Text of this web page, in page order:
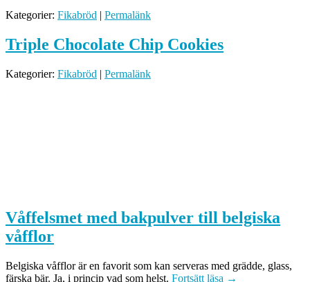
Kategorier: Fikabröd | Permalänk
Triple Chocolate Chip Cookies
Kategorier: Fikabröd | Permalänk
Våffelsmet med bakpulver till belgiska
våfflor
Belgiska våfflor är en favorit som kan serveras med grädde, glass,
färska bär. Ja, i princip vad som helst. Fortsätt läsa →